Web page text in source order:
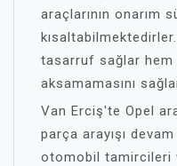
araçlarının onarım
tasarruf sağlar hem
aksamamasını
Van Erciş'te Opel
parça arayışı
otomobil tamircileri